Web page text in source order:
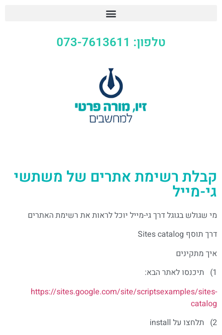
טלפון: 073-7613611
קבלת רשימת אתרים של משתשי
גי-מייל
מי שגולש בגוגל דרך גי-מייל יוכל לראות את רשימת האתרים
דרך תוסף Sites catalog
איך מתקינים
1) תיכנסו לאתר הבא:
https://sites.google.com/site/scriptsexamples/sites-
catalog
2) תלחצו על install